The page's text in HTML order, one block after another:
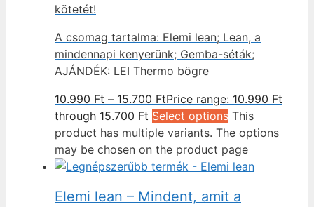
kötetét!
A csomag tartalma: Elemi lean; Lean, a
mindennapi kenyerünk; Gemba-séták;
AJÁNDÉK: LEI Thermo bögre
10.990 Ft – 15.700 FtPrice range: 10.990 Ft
through 15.700 Ft Select options This
product has multiple variants. The options
may be chosen on the product page
Elemi lean – Mindent, amit a